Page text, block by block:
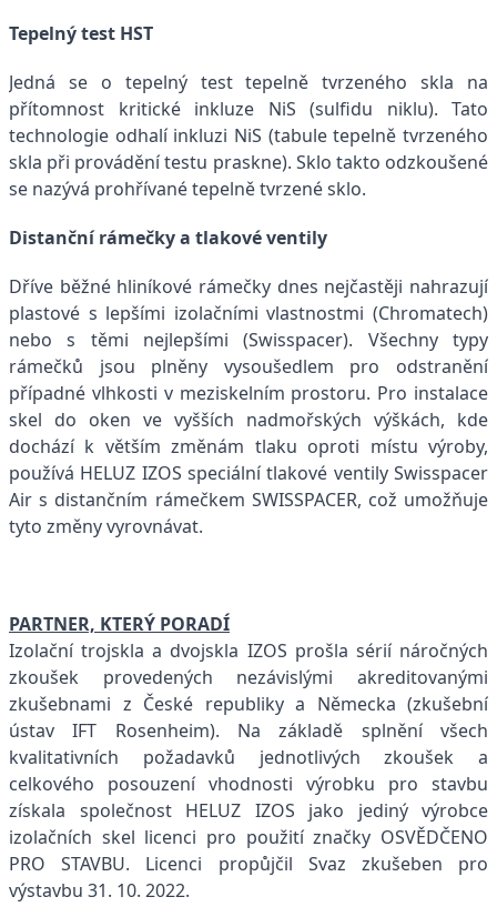
Tepelný test HST
Jedná se o tepelný test tepelně tvrzeného skla na
přítomnost kritické inkluze NiS (sulfidu niklu). Tato
technologie odhalí inkluzi NiS (tabule tepelně tvrzeného
skla při provádění testu praskne). Sklo takto odzkoušené
se nazývá prohřívané tepelně tvrzené sklo.
Distanční rámečky a tlakové ventily
Dříve běžné hliníkové rámečky dnes nejčastěji nahrazují
plastové s lepšími izolačními vlastnostmi (Chromatech)
nebo s těmi nejlepšími (Swisspacer). Všechny typy
rámečků jsou plněny vysoušedlem pro odstranění
případné vlhkosti v meziskelním prostoru. Pro instalace
skel do oken ve vyšších nadmořských výškách, kde
dochází k větším změnám tlaku oproti místu výroby,
používá HELUZ IZOS speciální tlakové ventily Swisspacer
Air s distančním rámečkem SWISSPACER, což umožňuje
tyto změny vyrovnávat.
PARTNER, KTERÝ PORADÍ
Izolační trojskla a dvojskla IZOS prošla sérií náročných
zkoušek provedených nezávislými akreditovanými
zkušebnami z České republiky a Německa (zkušební
ústav IFT Rosenheim). Na základě splnění všech
kvalitativních požadavků jednotlivých zkoušek a
celkového posouzení vhodnosti výrobku pro stavbu
získala společnost HELUZ IZOS jako jediný výrobce
izolačních skel licenci pro použití značky OSVĚDČENO
PRO STAVBU. Licenci propůjčil Svaz zkušeben pro
výstavbu 31. 10. 2022.